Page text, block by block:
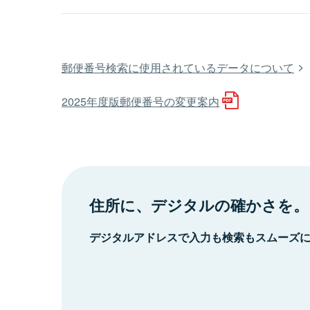
郵便番号検索に使用されているデータについて
2025年度版郵便番号の変更案内
住所に、デジタルの確かさを。
デジタルアドレスで入力も検索もスムーズ